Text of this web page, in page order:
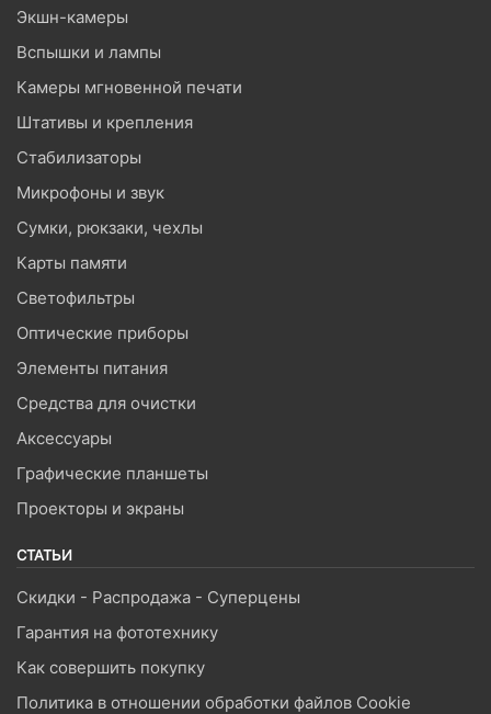
Экшн-камеры
Вспышки и лампы
Камеры мгновенной печати
Штативы и крепления
Стабилизаторы
Микрофоны и звук
Сумки, рюкзаки, чехлы
Карты памяти
Светофильтры
Оптические приборы
Элементы питания
Средства для очистки
Аксессуары
Графические планшеты
Проекторы и экраны
СТАТЬИ
Скидки - Распродажа - Суперцены
Гарантия на фототехнику
Как совершить покупку
Политика в отношении обработки файлов Cookie